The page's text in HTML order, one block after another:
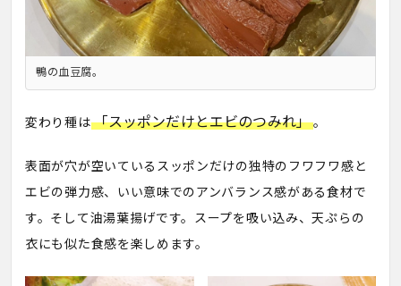
鴨の血豆腐。
変わり種は 「スッポンだけとエビのつみれ」。
表面が穴が空いているスッポンだけの独特のフワフワ感と
エビの弾力感、いい意味でのアンバランス感がある食材で
す。そして油湯葉揚げです。スープを吸い込み、天ぷらの
衣にも似た食感を楽しめます。